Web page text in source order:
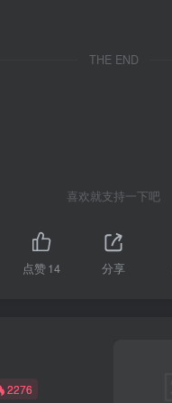
THE END
喜欢就支持一下吧
点赞14 分享
2276